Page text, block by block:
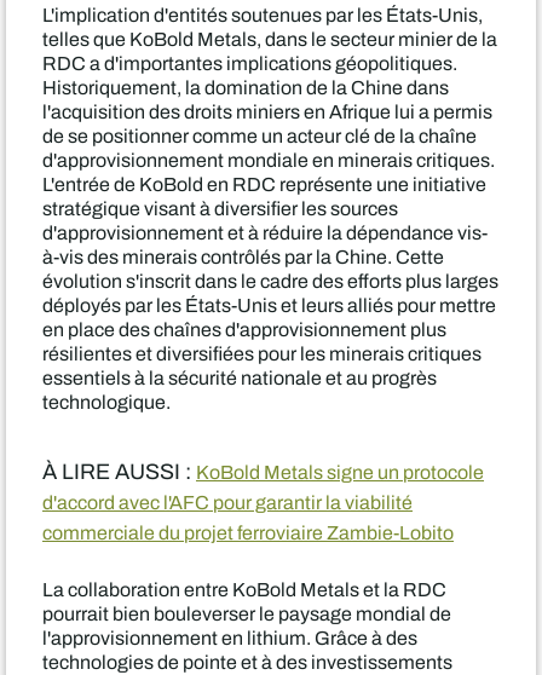
L'implication d'entités soutenues par les États-Unis,
telles que KoBold Metals, dans le secteur minier de la
RDC a d'importantes implications géopolitiques.
Historiquement, la domination de la Chine dans
l'acquisition des droits miniers en Afrique lui a permis
de se positionner comme un acteur clé de la chaîne
d'approvisionnement mondiale en minerais critiques.
L'entrée de KoBold en RDC représente une initiative
stratégique visant à diversifier les sources
d'approvisionnement et à réduire la dépendance vis-
à-vis des minerais contrôlés par la Chine. Cette
évolution s'inscrit dans le cadre des efforts plus larges
déployés par les États-Unis et leurs alliés pour mettre
en place des chaînes d'approvisionnement plus
résilientes et diversifiées pour les minerais critiques
essentiels à la sécurité nationale et au progrès
technologique.
À LIRE AUSSI : KoBold Metals signe un protocole
d'accord avec l'AFC pour garantir la viabilité
commerciale du projet ferroviaire Zambie-Lobito
La collaboration entre KoBold Metals et la RDC
pourrait bien bouleverser le paysage mondial de
l'approvisionnement en lithium. Grâce à des
technologies de pointe et à des investissements